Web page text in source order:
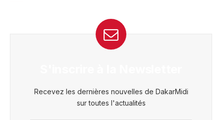
Recevez les dernières nouvelles de DakarMidi
sur toutes l'actualités